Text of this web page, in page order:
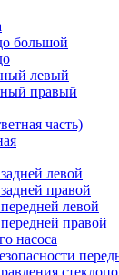
большой
левый
правый
часть)
левой
правой
левой
правой
насоса